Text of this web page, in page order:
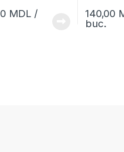
MDL /
140,00
buc.